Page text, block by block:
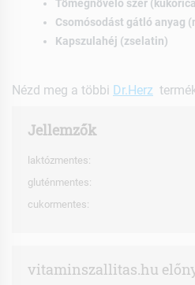
Tömegnövelő szer
Csomósodást gátló anyag
Kapszulahéj (zselatin)
Nézd meg a többi Dr.Herz
Jellemzők
laktózmentes:
gluténmentes:
cukormentes:
vitaminszallitas.hu